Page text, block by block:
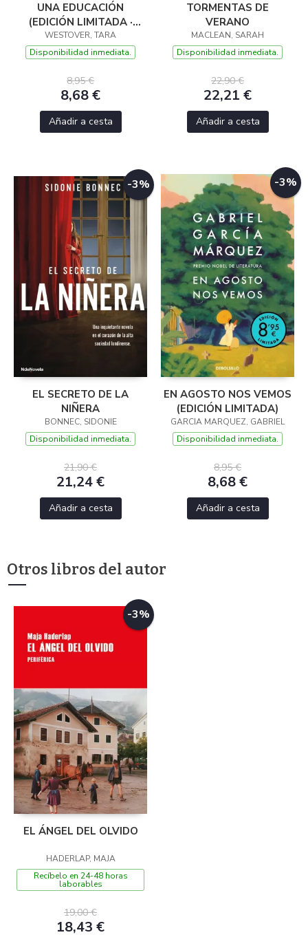
UNA EDUCACIÓN
(EDICIÓN LIMITADA ·
VERANO)
WESTOVER, TARA
Disponibilidad inmediata.
8,95 €
8,68 €
Añadir a cesta
TORMENTAS DE
VERANO
MACLEAN, SARAH
Disponibilidad inmediata.
22,90 €
22,21 €
Añadir a cesta
-3%
EL SECRETO DE LA
NIÑERA
BONNEC, SIDONIE
Disponibilidad inmediata.
21,90 €
21,24 €
Añadir a cesta
-3%
EN AGOSTO NOS VEMOS
(EDICIÓN LIMITADA)
GARCIA MARQUEZ, GABRIEL
Disponibilidad inmediata.
8,95 €
8,68 €
Añadir a cesta
Otros libros del autor
-3%
EL ÁNGEL DEL OLVIDO
HADERLAP, MAJA
Recíbelo en 24-48 horas
laborables
19,00 €
18,43 €